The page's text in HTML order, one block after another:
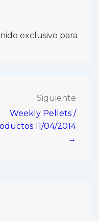
exclusivo para
Siguiente
Weekly Pellets /
11/04/2014
→